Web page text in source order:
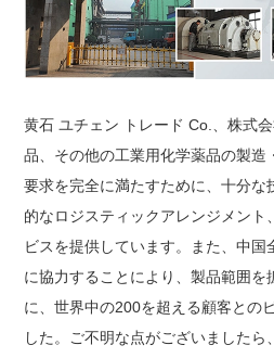
黄石 ユチェン トレード Co.、株式
品、その他の工業用化学薬品の製造
要求を完全に満たすために、十分な
的なロジスティックアレンジメント
ビスを提供しています。また、中
に協力することにより、製品範囲を
に、世界中の200を超える顧客との
した。ご不明な点がございました